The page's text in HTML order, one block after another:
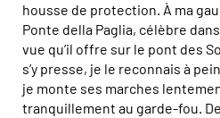
housse de protection. À ma
Ponte della Paglia, célèbre
vue qu’il offre sur le pont des
s’y presse, je le reconnais à
je monte ses marches
tranquillement au garde-fou.